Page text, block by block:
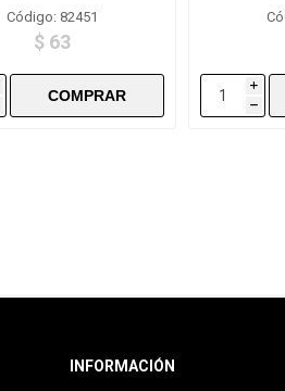
Código: 82451
$ 63
i
h
INFORMACIÓN